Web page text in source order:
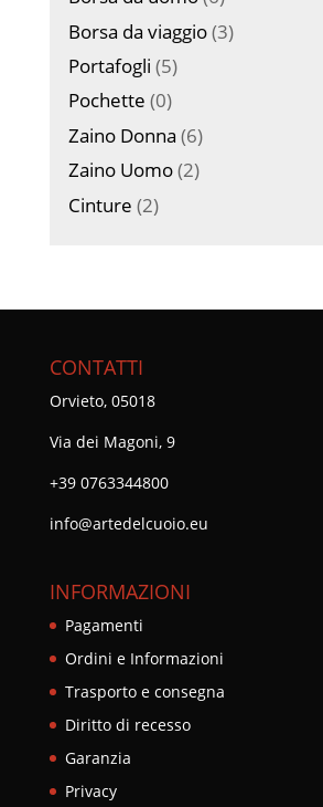
Borsa da viaggio(3)
Portafogli (5)
Pochette (0)
Zaino Donna (6)
Zaino Uomo(2)
Cinture (2)
CONTATTI
Orvieto, 05018
Via dei Magoni, 9
+39 0763344800
info@artedelcuoio.eu
INFORMAZIONI
Pagamenti
Ordini e Informazioni
Trasporto e consegna
Diritto di recesso
Garanzia
Privacy